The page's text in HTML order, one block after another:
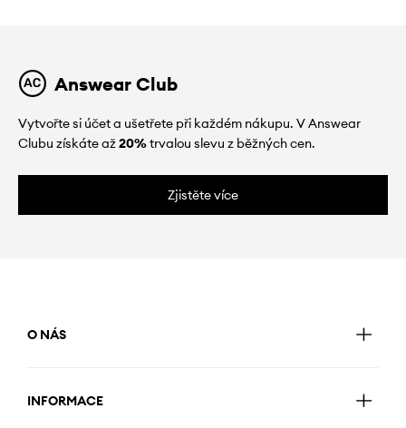
Answear Club
Vytvořte si účet a ušetřete při každém nákupu. V Answear
Clubu získáte až20%trvalou slevu z běžných cen.
Zjistěte více
O NÁS
INFORMACE